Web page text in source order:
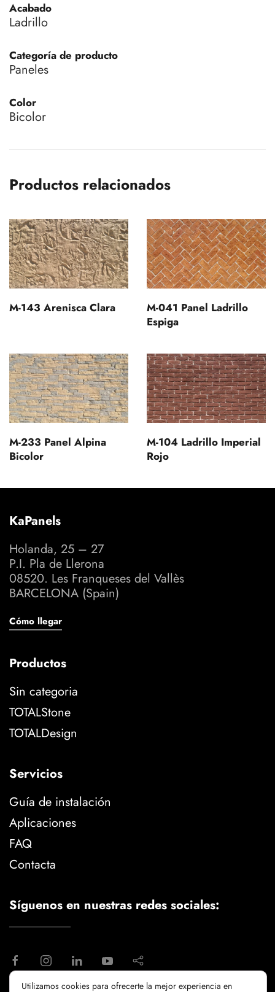
Acabado
Ladrillo
Categoría de producto
Paneles
Color
Bicolor
Productos relacionados
M-143 Arenisca Clara
M-041 Panel Ladrillo
Espiga
M-233 Panel Alpina
Bicolor
M-104 Ladrillo Imperial
Rojo
KaPanels
Holanda, 25 – 27
P.I. Pla de Llerona
08520. Les Franqueses del Vallès
BARCELONA (Spain)
Cómo llegar
Productos
Sin categoria
TOTALStone
TOTALDesign
Servicios
Guía de instalación
Aplicaciones
FAQ
Contacta
Síguenos en nuestras redes sociales:
Utilizamos cookies para ofrecerte la mejor experiencia en